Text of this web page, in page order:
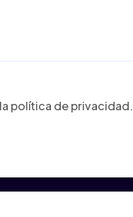
política de privacidad.